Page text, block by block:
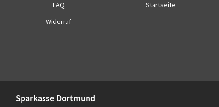
FAQ
Widerruf
Startseite
Sparkasse Dortmund